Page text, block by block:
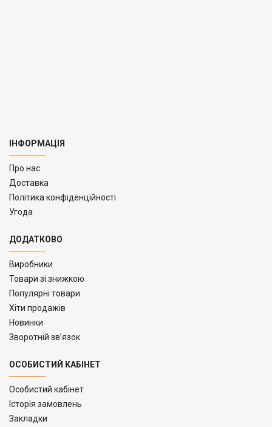
ІНФОРМАЦІЯ
Про нас
Доставка
Політика конфіденційності
Угода
ДОДАТКОВО
Виробники
Товари зі знижкою
Популярні товари
Хіти продажів
Новинки
Зворотній зв’язок
ОСОБИСТИЙ КАБІНЕТ
Особистий кабінет
Історія замовлень
Закладки